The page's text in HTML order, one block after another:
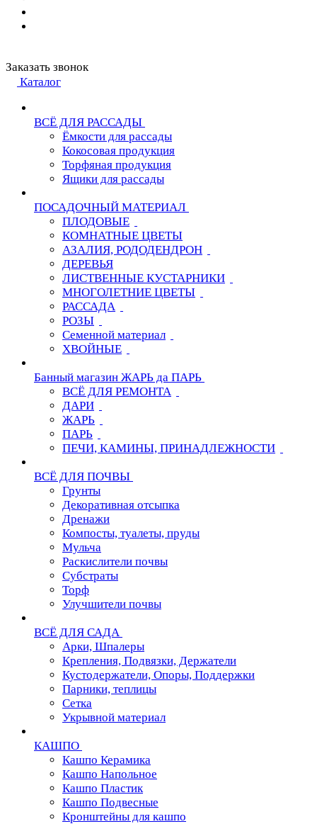
Заказать звонок
Каталог
ВСЁ ДЛЯ РАССАДЫ
Ёмкости для рассады
Кокосовая продукция
Торфяная продукция
Ящики для рассады
ПОСАДОЧНЫЙ МАТЕРИАЛ
ПЛОДОВЫЕ
КОМНАТНЫЕ ЦВЕТЫ
АЗАЛИЯ, РОДОДЕНДРОН
ДЕРЕВЬЯ
ЛИСТВЕННЫЕ КУСТАРНИКИ
МНОГОЛЕТНИЕ ЦВЕТЫ
РАССАДА
РОЗЫ
Семенной материал
ХВОЙНЫЕ
Банный магазин ЖАРЬ да ПАРЬ
ВСЁ ДЛЯ РЕМОНТА
ДАРИ
ЖАРЬ
ПАРЬ
ПЕЧИ, КАМИНЫ, ПРИНАДЛЕЖНОСТИ
ВСЁ ДЛЯ ПОЧВЫ
Грунты
Декоративная отсыпка
Дренажи
Компосты, туалеты, пруды
Мульча
Раскислители почвы
Субстраты
Торф
Улучшители почвы
ВСЁ ДЛЯ САДА
Арки, Шпалеры
Крепления, Подвязки, Держатели
Кустодержатели, Опоры, Поддержки
Парники, теплицы
Сетка
Укрывной материал
КАШПО
Кашпо Керамика
Кашпо Напольное
Кашпо Пластик
Кашпо Подвесные
Кронштейны для кашпо